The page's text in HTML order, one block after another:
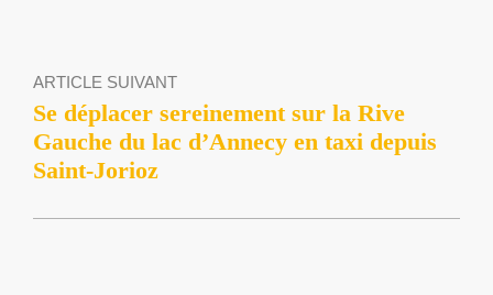
ARTICLE SUIVANT
Se déplacer sereinement sur la Rive
Gauche du lac d’Annecy en taxi depuis
Saint-Jorioz